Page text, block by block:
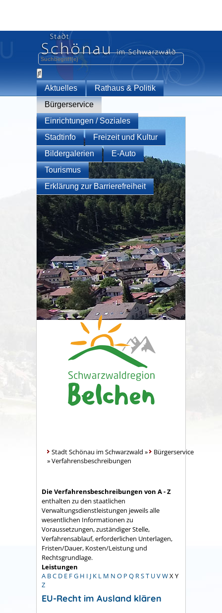
Aktuelles
Rathaus & Politik
Bürgerservice
Einrichtungen / Soziales
Stadtinfo
Freizeit und Kultur
Bildergalerien
E-Auto
Tourismus
Erklärung zur Barrierefreiheit
Stadt Schönau im Schwarzwald »
Bürgerservice
»Verfahrensbeschreibungen
Die Verfahrensbeschreibungen von A - Z
enthalten zu den staatlichen
Verwaltungsdienstleistungen jeweils alle
wesentlichen Informationen zu
Voraussetzungen, zuständiger Stelle,
Verfahrensablauf, erforderlichen Unterlagen,
Fristen/Dauer, Kosten/Leistung und
Rechtsgrundlage.
Leistungen
A BC D E FG H I J K L M N O P Q RST UVWX Y
Z
EU-Recht im Ausland klären